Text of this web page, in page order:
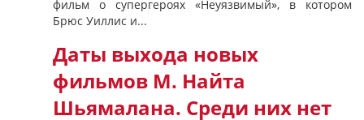
фильм о супергероях «Неуязвимый», в котором
Брюс Уиллис и...
Даты выхода новых
фильмов М. Найта
Шьямалана. Среди них нет